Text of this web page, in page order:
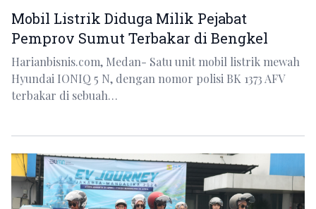
Mobil Listrik Diduga Milik Pejabat
Pemprov Sumut Terbakar di Bengkel
Harianbisnis.com, Medan- Satu unit mobil listrik mewah
Hyundai IONIQ 5 N, dengan nomor polisi BK 1373 AFV
terbakar di sebuah…